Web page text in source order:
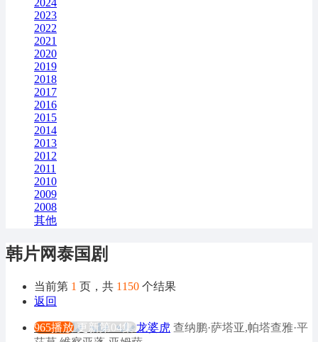
2024
2023
2022
2021
2020
2019
2018
2017
2016
2015
2014
2013
2012
2011
2010
2009
2008
其他
韩片网泰国剧
当前第 1 页，共 1150 个结果
返回
965播放 更新第04集 龙婆虎 查纳鹏·萨塔亚,帕塔查雅·平